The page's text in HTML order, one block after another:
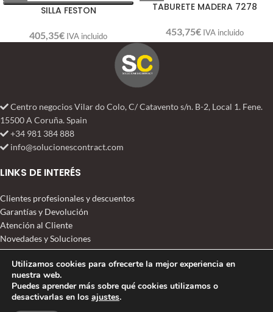
SILLA FESTON
405,35€ IVA incluido
TABURETE MADERA 7278
453,75€ IVA incluido
Centro negocios Vilar do Colo, C/ Catavento s/n. B-2, Local 1. Fene.
15500 A Coruña. Spain
+34 981 384 888
info@solucionescontract.com
LINKS DE INTERÉS
Clientes profesionales y descuentos
Garantías y Devolución
Atención al Cliente
Novedades y Soluciones
ARTÍCULOS RECIENTES
EQUIPAMIENTO HOTEL RURAL MONTEBREAMO
188,76 €
Utilizamos cookies para ofrecerte la mejor experiencia en
nuestra web.
Puedes aprender más sobre qué cookies utilizamos o
desactivarlas en los ajustes.